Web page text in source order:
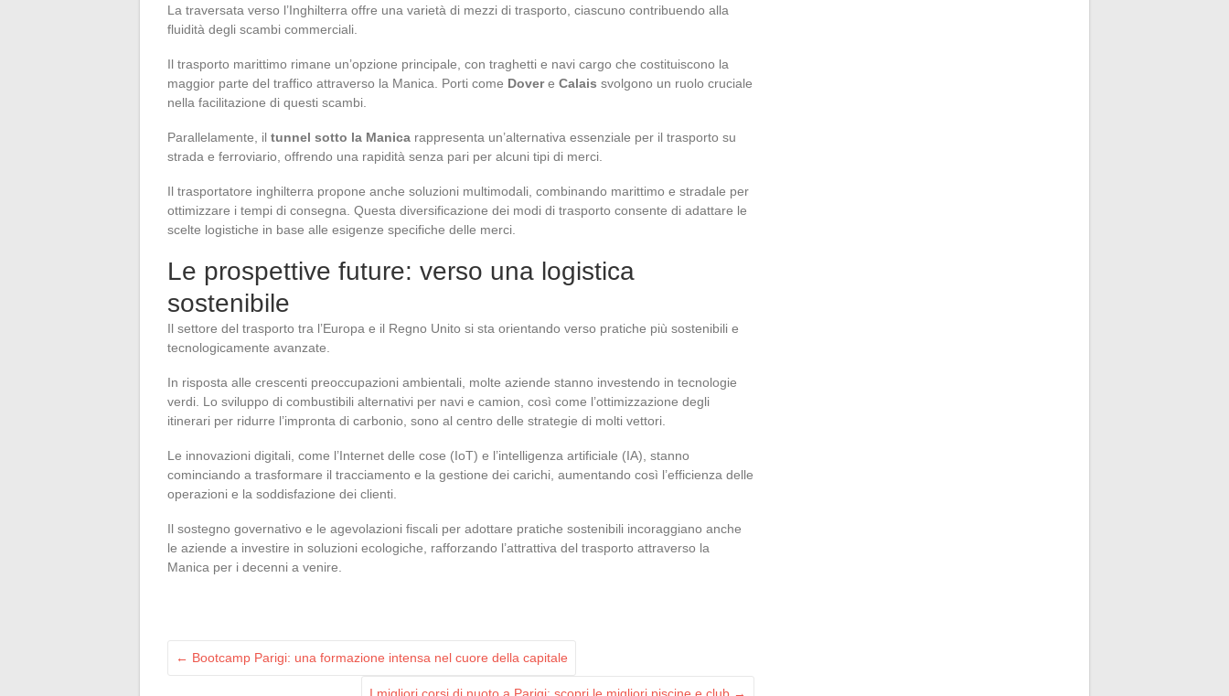
La traversata verso l’Inghilterra offre una varietà di mezzi di trasporto, ciascuno contribuendo alla
fluidità degli scambi commerciali.
Il trasporto marittimo rimane un’opzione principale, con traghetti e navi cargo che costituiscono la
maggior parte del traffico attraverso la Manica. Porti come Dovere Calais svolgono un ruolo cruciale
nella facilitazione di questi scambi.
Parallelamente, il tunnel sotto la Manica rappresenta un’alternativa essenziale per il trasporto su
strada e ferroviario, offrendo una rapidità senza pari per alcuni tipi di merci.
Il trasportatore inghilterra propone anche soluzioni multimodali, combinando marittimo e stradale per
ottimizzare i tempi di consegna. Questa diversificazione dei modi di trasporto consente di adattare le
scelte logistiche in base alle esigenze specifiche delle merci.
Le prospettive future: verso una logistica
sostenibile
Il settore del trasporto tra l’Europa e il Regno Unito si sta orientando verso pratiche più sostenibili e
tecnologicamente avanzate.
In risposta alle crescenti preoccupazioni ambientali, molte aziende stanno investendo in tecnologie
verdi. Lo sviluppo di combustibili alternativi per navi e camion, così come l’ottimizzazione degli
itinerari per ridurre l’impronta di carbonio, sono al centro delle strategie di molti vettori.
Le innovazioni digitali, come l’Internet delle cose (IoT) e l’intelligenza artificiale (IA), stanno
cominciando a trasformare il tracciamento e la gestione dei carichi, aumentando così l’efficienza delle
operazioni e la soddisfazione dei clienti.
Il sostegno governativo e le agevolazioni fiscali per adottare pratiche sostenibili incoraggiano anche
le aziende a investire in soluzioni ecologiche, rafforzando l’attrattiva del trasporto attraverso la
Manica per i decenni a venire.
← Bootcamp Parigi: una formazione intensa nel cuore della capitale